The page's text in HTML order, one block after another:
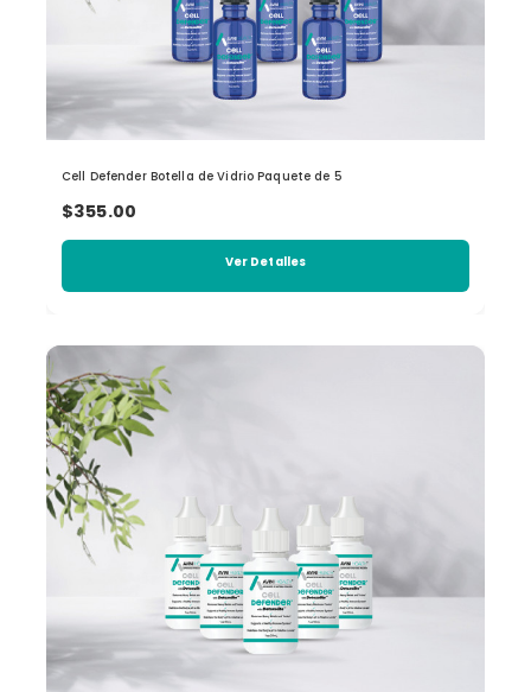
Cell Defender Botella de Vidrio Paquete de 5
$355.00
Ver Detalles